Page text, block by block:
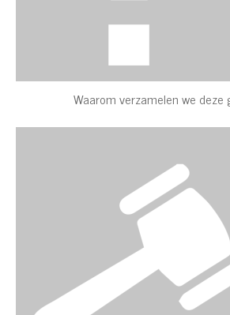
Waarom verzamelen we deze